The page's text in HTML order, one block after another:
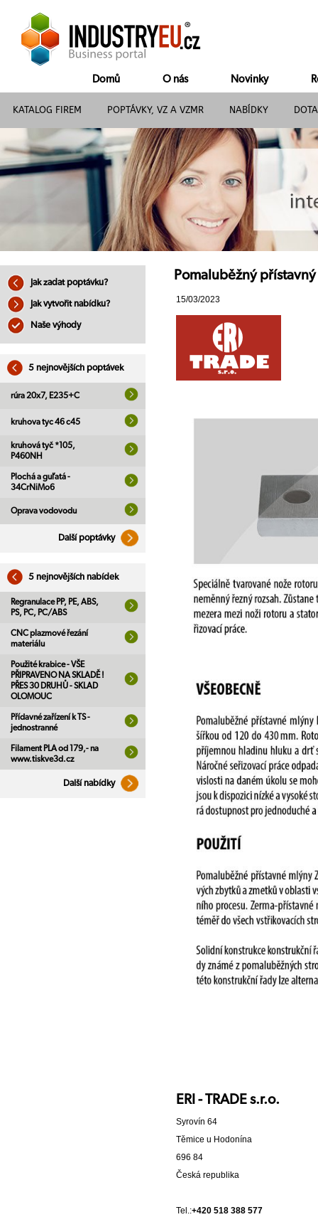
Domů O nás Novinky
KATALOG FIREM POPTÁVKY, VZ A VZMR NABÍDKY
Jak zadat poptávku?
Jak vytvořit nabídku?
Naše výhody
5 nejnovějších poptávek
rúra 20x7, E235+C
kruhova tyc 46 c45
kruhová tyč *105,
P460NH
Plochá a guľatá -
34CrNiMo6
Oprava vodovodu
Další poptávky
5 nejnovějších nabídek
Regranulace PP, PE, ABS,
PS, PC, PC/ABS
CNC plazmové řezání
materiálu
Použité krabice - VŠE
PŘIPRAVENO NA SKLADĚ !
PŘES 30 DRUHŮ - SKLAD
OLOMOUC
Přídavné zařízení k TS -
jednostranné
Filament PLA od 179,- na
www.tiskve3d.cz
Další nabídky
Pomaluběžný přístavný
15/03/2023
ERI - TRADE s.r.o.
Syrovín 64
Těmice u Hodonína
696 84
Česká republika
Tel.:+420 518 388 577